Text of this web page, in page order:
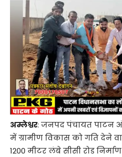
अम्लेश्वर: जनपद पंचायत पाटन
में ग्रामीण विकास को गति देने
1200 मीटर लंबे सीसी रोड